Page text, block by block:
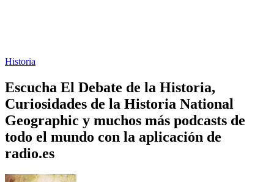
Historia
Escucha El Debate de la Historia,
Curiosidades de la Historia National
Geographic y muchos más podcasts de
todo el mundo con la aplicación de
radio.es